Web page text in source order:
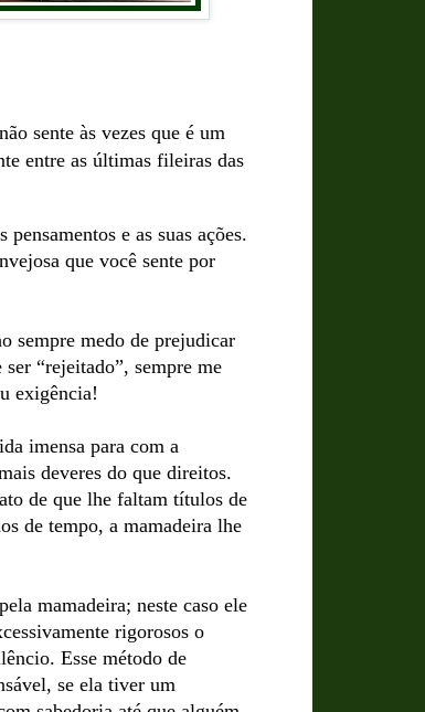
sente às vezes que é um
entre as últimas fileiras das
e as suas ações.
que você sente por
sempre medo de prejudicar
“rejeitado”, sempre me
exigência!
imensa para com a
deveres do que direitos.
de que lhe faltam títulos de
de tempo, a mamadeira lhe
mamadeira; neste caso ele
rigorosos o
Esse método de
se ela tiver um